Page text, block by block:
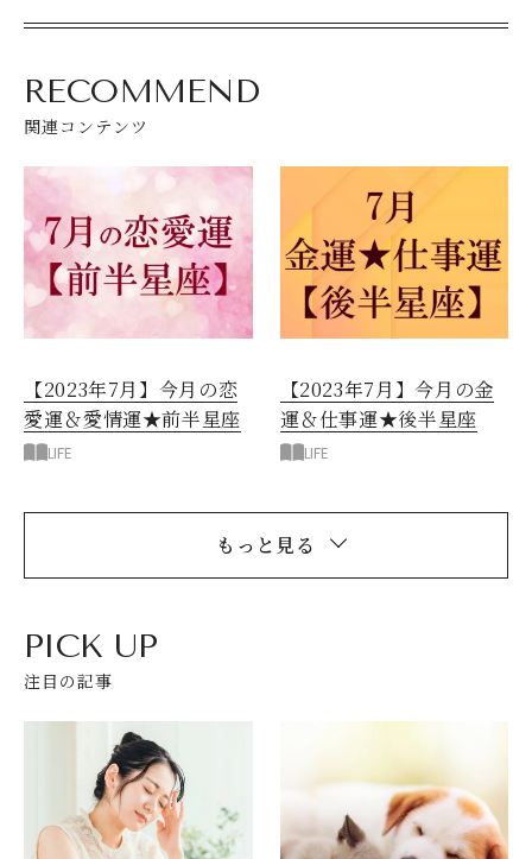
RECOMMEND
関連コンテンツ
【2023年7月】今月の恋
愛運＆愛情運★前半星座
LIFE
【2023年7月】今月の金
運＆仕事運★後半星座
LIFE
もっと見る
PICK UP
注目の記事